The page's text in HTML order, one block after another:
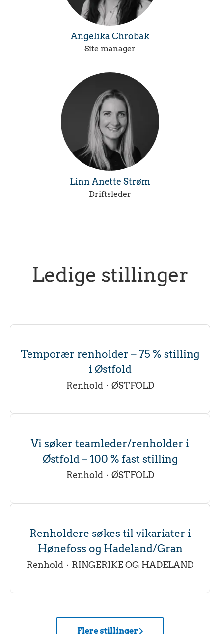
Angelika Chrobak
Site manager
Linn Anette Strøm
Driftsleder
Ledige stillinger
Temporær renholder – 75 % stilling
i Østfold
Renhold · ØSTFOLD
Vi søker teamleder/renholder i
Østfold – 100 % fast stilling
Renhold · ØSTFOLD
Renholdere søkes til vikariater i
Hønefoss og Hadeland/Gran
Renhold · RINGERIKE OG HADELAND
Flere stillinger